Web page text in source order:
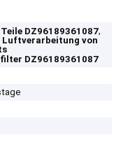
DZ96189361087,
Luftverarbeitung von
DZ96189361087